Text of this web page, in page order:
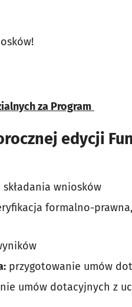
za Program
edycji
wniosków
formalno-
przygotowanie umów
umów dotacyjnych z